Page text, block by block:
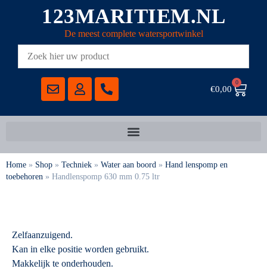
123MARITIEM.NL
De meest complete watersportwinkel
€0,00
0
Home » Shop » Techniek » Water aan boord » Hand lenspomp en
toebehoren » Handlenspomp 630 mm 0.75 ltr
Zelfaanzuigend.
Kan in elke positie worden gebruikt.
Makkelijk te onderhouden.